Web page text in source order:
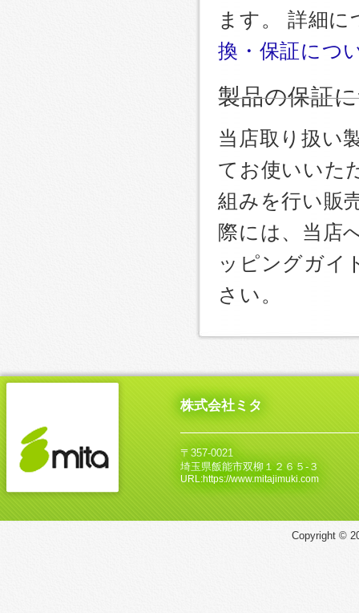
ます。 詳細
換・保証につ
製品の保証
当店取り扱い
てお使いいた
組みを行い販
際には、当店
ッピングガイ
さい。
株式会社ミタ
〒357-0021
埼玉県飯能市双柳１２６５‐３
URL:https://www.mitajimuki.com
Copyright ©